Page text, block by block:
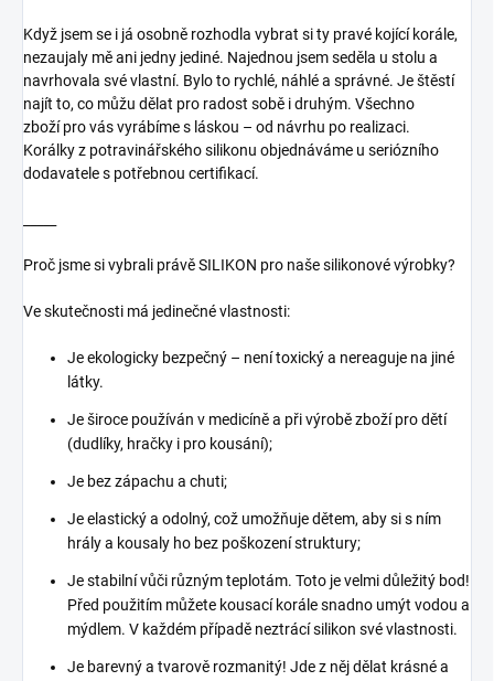
Když jsem se i já osobně rozhodla vybrat si ty pravé kojící korále,
nezaujaly mě ani jedny jediné. Najednou jsem seděla u stolu a
navrhovala své vlastní. Bylo to rychlé, náhlé a správné. Je štěstí
najít to, co můžu dělat pro radost sobě i druhým. Všechno
zboží pro vás vyrábíme s láskou – od návrhu po realizaci.
Korálky z potravinářského silikonu objednáváme u seriózního
dodavatele s potřebnou certifikací.
Proč jsme si vybrali právě SILIKON pro naše silikonové výrobky?
Ve skutečnosti má jedinečné vlastnosti:
Je ekologicky bezpečný – není toxický a nereaguje na jiné
látky.
Je široce používán v medicíně a při výrobě zboží pro dětí
(dudlíky, hračky i pro kousání);
Je bez zápachu a chuti;
Je elastický a odolný, což umožňuje dětem, aby si s ním
hrály a kousaly ho bez poškození struktury;
Je stabilní vůči různým teplotám. Toto je velmi důležitý bod!
Před použitím můžete kousací korále snadno umýt vodou a
mýdlem. V každém případě neztrácí silikon své vlastnosti.
Je barevný a tvarově rozmanitý! Jde z něj dělat krásné a